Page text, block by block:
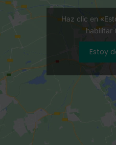
Haz clic en
habilitar
Estoy